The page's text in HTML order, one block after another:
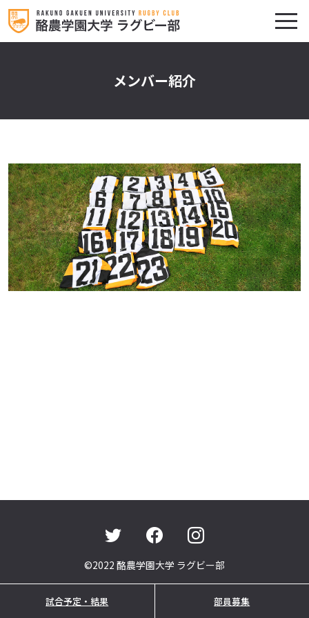
メンバー紹介
©2022 酪農学園大学 ラグビー部
試合予定・結果 部員募集